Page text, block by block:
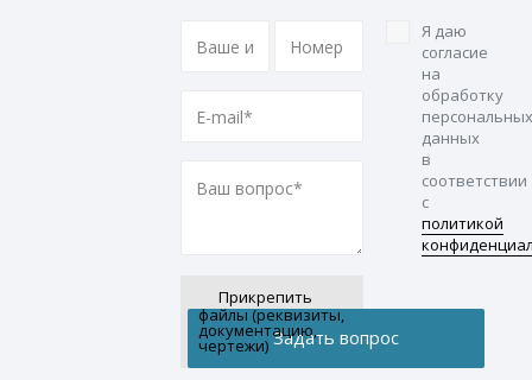
Прикрепить
файлы (реквизиты,
документацию,
чертежи)
Я даю
согласие
на
обработку
персональных
данных
в
соответствии
с
политикой